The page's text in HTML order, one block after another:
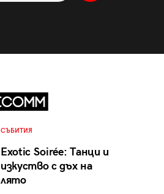
СЪБИТИЯ
Exotic Soirée: Танци и
изкуство с дъх на
лято